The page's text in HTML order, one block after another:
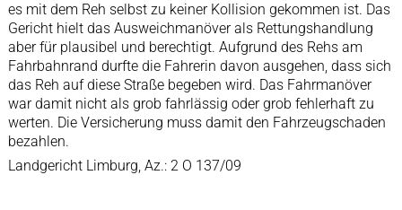
es mit dem Reh selbst zu keiner Kollision gekommen ist. Das
Gericht hielt das Ausweichmanöver als Rettungshandlung
aber für plausibel und berechtigt. Aufgrund des Rehs am
Fahrbahnrand durfte die Fahrerin davon ausgehen, dass sich
das Reh auf diese Straße begeben wird. Das Fahrmanöver
war damit nicht als grob fahrlässig oder grob fehlerhaft zu
werten. Die Versicherung muss damit den Fahrzeugschaden
bezahlen.
Landgericht Limburg, Az.: 2 O 137/09